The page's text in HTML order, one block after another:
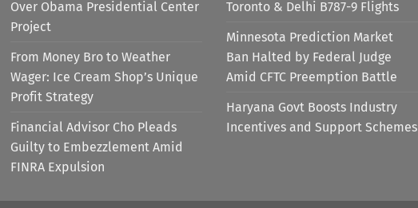
Over Obama Presidential Center
Project
From Money Bro to Weather
Wager: Ice Cream Shop’s Unique
Profit Strategy
Financial Advisor Cho Pleads
Guilty to Embezzlement Amid
FINRA Expulsion
Toronto & Delhi B787-9 Flights
Minnesota Prediction Market
Ban Halted by Federal Judge
Amid CFTC Preemption Battle
Haryana Govt Boosts Industry
Incentives and Support Schemes